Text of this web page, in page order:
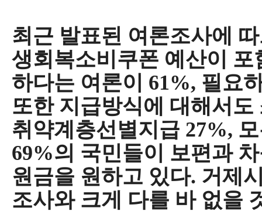
최근 발표된 여론조사에
생회복소비쿠폰 예산이
하다는 여론이 61%, 필요
또한 지급방식에 대해서
취약계층선별지급 27%,
69%의 국민들이 보편과
원금을 원하고 있다. 거제
조사와 크게 다를 바 없을